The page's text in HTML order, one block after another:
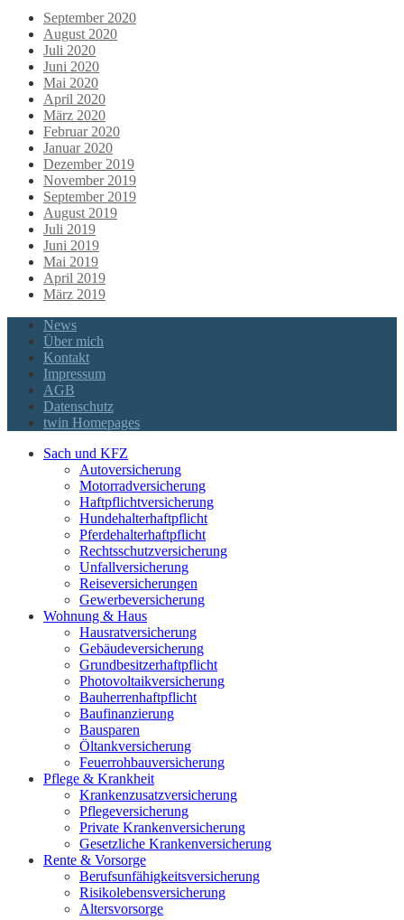
September 2020
August 2020
Juli 2020
Juni 2020
Mai 2020
April 2020
März 2020
Februar 2020
Januar 2020
Dezember 2019
November 2019
September 2019
August 2019
Juli 2019
Juni 2019
Mai 2019
April 2019
März 2019
News
Über mich
Kontakt
Impressum
AGB
Datenschutz
twin Homepages
Sach und KFZ
Autoversicherung
Motorradversicherung
Haftpflichtversicherung
Hundehalterhaftpflicht
Pferdehalterhaftpflicht
Rechtsschutzversicherung
Unfallversicherung
Reiseversicherungen
Gewerbeversicherung
Wohnung & Haus
Hausratversicherung
Gebäudeversicherung
Grundbesitzerhaftpflicht
Photovoltaikversicherung
Bauherrenhaftpflicht
Baufinanzierung
Bausparen
Öltankversicherung
Feuerrohbauversicherung
Pflege & Krankheit
Krankenzusatzversicherung
Pflegeversicherung
Private Krankenversicherung
Gesetzliche Krankenversicherung
Rente & Vorsorge
Berufs­unfähigkeitsversicherung
Risikolebensversicherung
Altersvorsorge